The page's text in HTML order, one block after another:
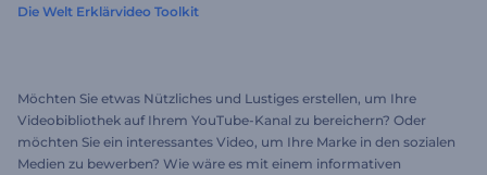
Die Welt Erklärvideo Toolkit
Möchten Sie etwas Nützliches und Lustiges erstellen, um Ihre
Videobibliothek auf Ihrem YouTube-Kanal zu bereichern? Oder
möchten Sie ein interessantes Video, um Ihre Marke in den sozialen
Medien zu bewerben? Wie wäre es mit einem informativen